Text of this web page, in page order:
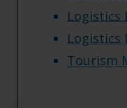
Logistics
Logistics
Tourism